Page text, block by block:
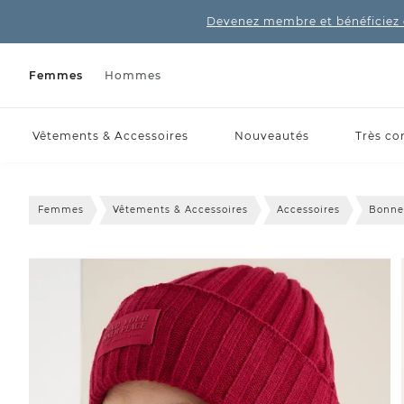
Devenez membre et
Femmes Hommes
Vêtements & Accessoires Nouveautés Très
Femmes Vêtements & Accessoires Accessoires